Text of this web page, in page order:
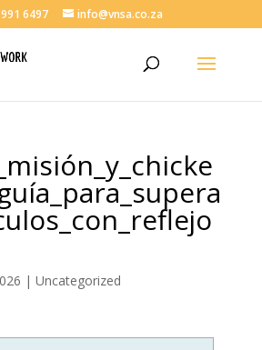
6497 info@vnsa.co.za
| Uncategorized